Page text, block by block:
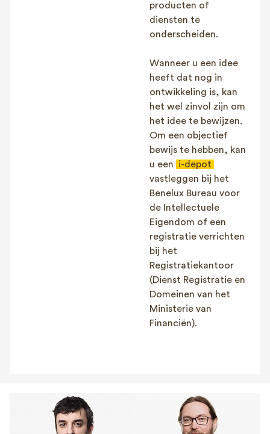
producten of
diensten te
onderscheiden.
Wanneer u een idee
heeft dat nog in
ontwikkeling is, kan
het wel zinvol zijn om
het idee te bewijzen.
Om een objectief
bewijs te hebben, kan
u een
i-depot
vastleggen bij het
Benelux Bureau voor
de Intellectuele
Eigendom of een
registratie verrichten
bij het
Registratiekantoor
(Dienst Registratie en
Domeinen van het
Ministerie van
Financiën).